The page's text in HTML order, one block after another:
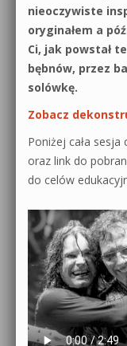
nieoczywiste
oryginałem a
Ci, jak powstał
bębnów, przez
solówkę.
Zobacz
Poniżej cała
oraz link do
do celów